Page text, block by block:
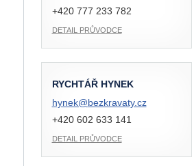
+420 777 233 782
DETAIL PRŮVODCE
RYCHTÁŘ HYNEK
hynek@bezkravaty.cz
+420 602 633 141
DETAIL PRŮVODCE